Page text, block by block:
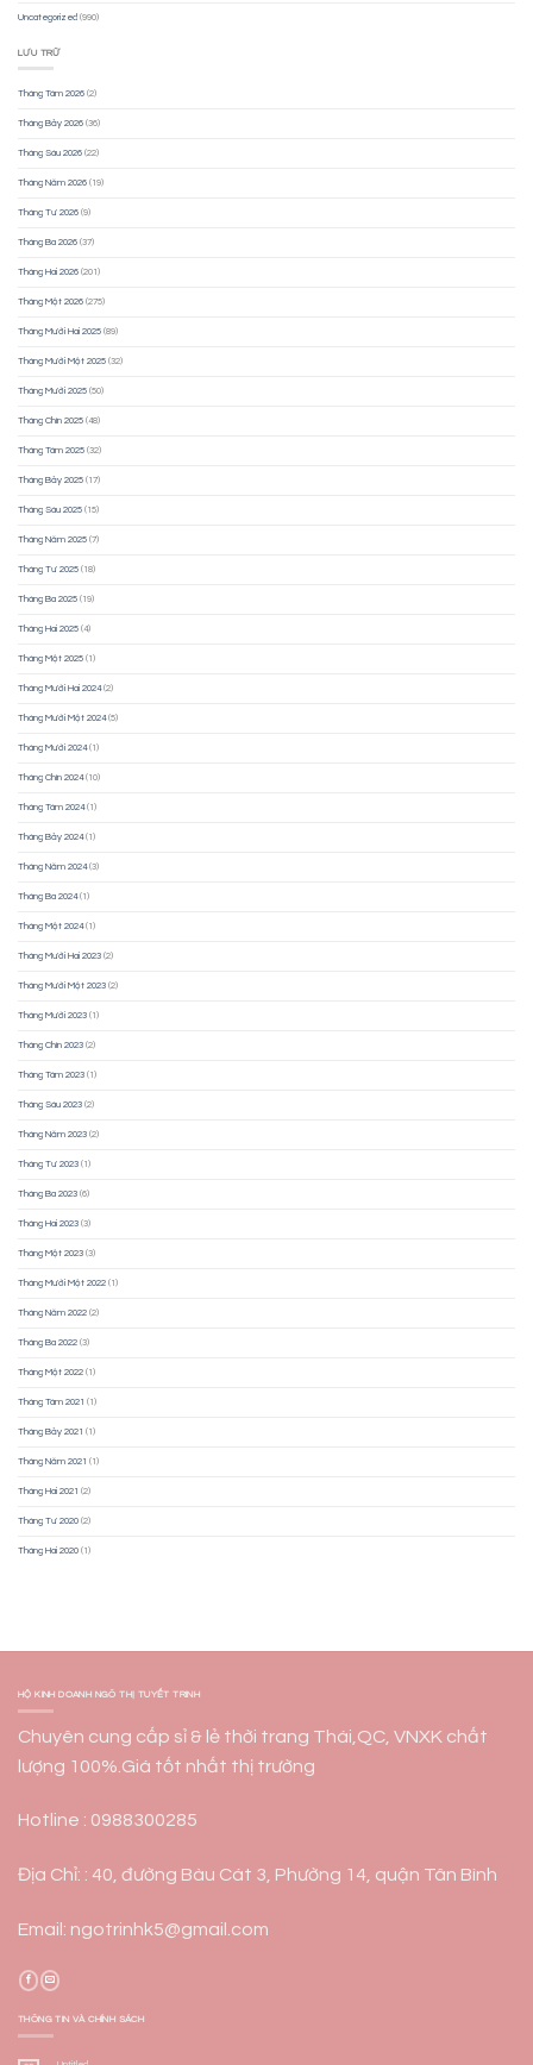
Uncategorized (990)
LƯU TRỮ
Tháng Tám 2026 (2)
Tháng Bảy 2026 (36)
Tháng Sáu 2026 (22)
Tháng Năm 2026 (19)
Tháng Tư 2026 (9)
Tháng Ba 2026 (37)
Tháng Hai 2026 (201)
Tháng Một 2026 (275)
Tháng Mười Hai 2025 (89)
Tháng Mười Một 2025 (32)
Tháng Mười 2025 (50)
Tháng Chín 2025 (48)
Tháng Tám 2025 (32)
Tháng Bảy 2025 (17)
Tháng Sáu 2025 (15)
Tháng Năm 2025 (7)
Tháng Tư 2025 (18)
Tháng Ba 2025 (19)
Tháng Hai 2025 (4)
Tháng Một 2025 (1)
Tháng Mười Hai 2024(2)
Tháng Mười Một 2024(5)
Tháng Mười 2024(1)
Tháng Chín 2024(10)
Tháng Tám 2024(1)
Tháng Bảy 2024(1)
Tháng Năm 2024(3)
Tháng Ba 2024(1)
Tháng Một 2024(1)
Tháng Mười Hai 2023 (2)
Tháng Mười Một 2023 (2)
Tháng Mười 2023 (1)
Tháng Chín 2023 (2)
Tháng Tám 2023 (1)
Tháng Sáu 2023 (2)
Tháng Năm 2023 (2)
Tháng Tư 2023 (1)
Tháng Ba 2023 (6)
Tháng Hai 2023 (3)
Tháng Một 2023 (3)
Tháng Mười Một 2022 (1)
Tháng Năm 2022 (2)
Tháng Ba 2022 (3)
Tháng Một 2022 (1)
Tháng Tám 2021 (1)
Tháng Bảy 2021 (1)
Tháng Năm 2021 (1)
Tháng Hai 2021 (2)
Tháng Tư 2020 (2)
Tháng Hai 2020 (1)
HỘ KINH DOANH NGÔ THỊ TUYẾT TRINH
Chuyên cung cấp sỉ & lẻ thời trang Thái,QC, VNXK chất
lượng 100%.Giá tốt nhất thị trường
Hotline : 0988300285
Địa Chỉ: : 40, đường Bàu Cát 3, Phường 14, quận Tân Bình
Email: ngotrinhk5@gmail.com
THÔNG TIN VÀ CHÍNH SÁCH